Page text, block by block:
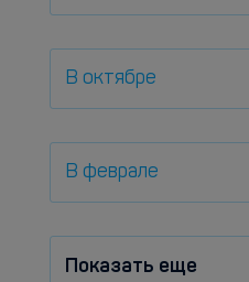
В октябре
В феврале
Показать еще